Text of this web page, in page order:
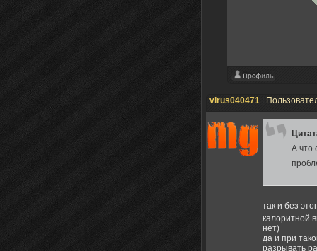
virus040471
А что
так и без
калоритной
нет)
да и при
разрывать